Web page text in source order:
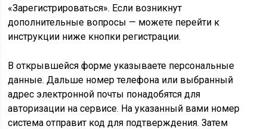
«Зарегистрироваться». Если возникнут
дополнительные вопросы — можете перейти к
инструкции ниже кнопки регистрации.
В открывшейся форме указываете персональные
данные. Дальше номер телефона или выбранный
адрес электронной почты понадобятся для
авторизации на сервисе. На указанный вами номер
система отправит код для подтверждения. Затем